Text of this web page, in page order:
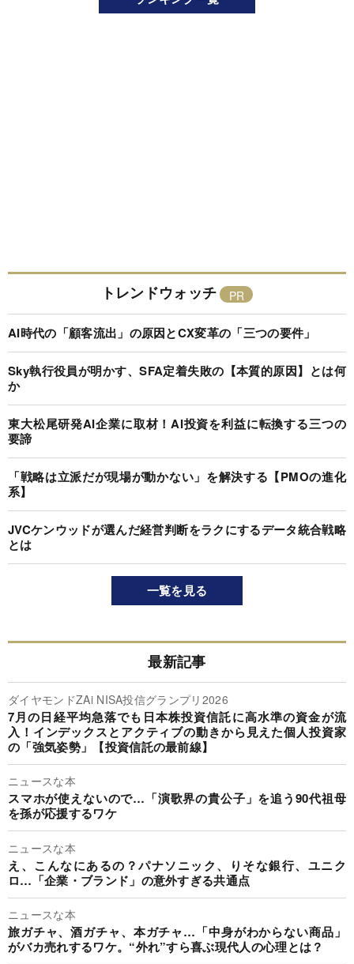
トレンドウォッチ
AI時代の「顧客流出」の原因とCX変革の「三つの要件」
Sky執行役員が明かす、SFA定着失敗の【本質的原因】とは何
か
東大松尾研発AI企業に取材！AI投資を利益に転換する三つの
要諦
「戦略は立派だが現場が動かない」を解決する【PMOの進化
系】
JVCケンウッドが選んだ経営判断をラクにするデータ統合戦略
とは
一覧を見る
最新記事
ダイヤモンドZAi NISA投信グランプリ2026
7月の日経平均急落でも日本株投資信託に高水準の資金が流
入！インデックスとアクティブの動きから見えた個人投資家
の「強気姿勢」【投資信託の最前線】
ニュースな本
スマホが使えないので…「演歌界の貴公子」を追う90代祖母
を孫が応援するワケ
ニュースな本
え、こんなにあるの？パナソニック、りそな銀行、ユニク
ロ…「企業・ブランド」の意外すぎる共通点
ニュースな本
旅ガチャ、酒ガチャ、本ガチャ…「中身がわからない商品」
がバカ売れするワケ。“外れ”すら喜ぶ現代人の心理とは？